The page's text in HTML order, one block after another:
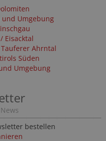
Umgebung
/ Eisacktal
Ahrntal
Süden
Umgebung
bestellen